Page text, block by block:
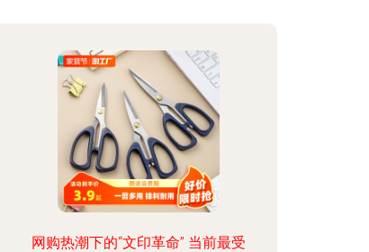
网购热潮下的“文印革命” 当前最受